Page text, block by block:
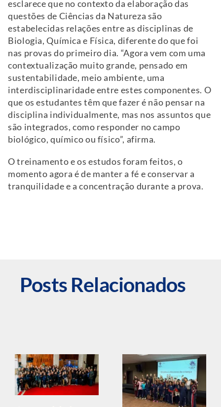
esclarece que no contexto da elaboração das
questões de Ciências da Natureza são
estabelecidas relações entre as disciplinas de
Biologia, Química e Física, diferente do que foi
nas provas do primeiro dia. “Agora vem com uma
contextualização muito grande, pensado em
sustentabilidade, meio ambiente, uma
interdisciplinaridade entre estes componentes. O
que os estudantes têm que fazer é não pensar na
disciplina individualmente, mas nos assuntos que
são integrados, como responder no campo
biológico, químico ou físico”, afirma.
O treinamento e os estudos foram feitos, o
momento agora é de manter a fé e conservar a
tranquilidade e a concentração durante a prova.
Posts Relacionados